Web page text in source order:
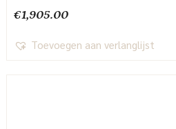
€1,905.00
Toevoegen aan verlanglijst